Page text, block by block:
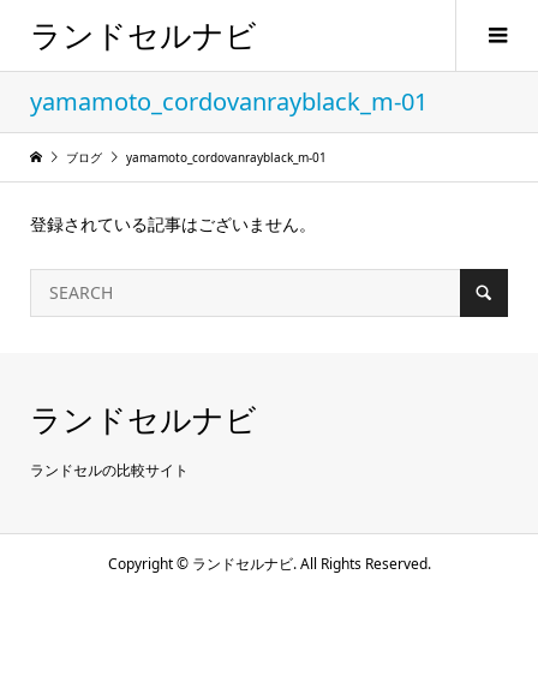
ランドセルナビ
yamamoto_cordovanrayblack_m-01
ブログ yamamoto_cordovanrayblack_m-01
登録されている記事はございません。
ランドセルナビ
ランドセルの比較サイト
Copyright ©ランドセルナビ. All Rights Reserved.